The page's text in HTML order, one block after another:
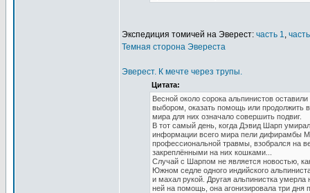
Экспедиция томичей на Эверест: часть 1,
Темная сторона Эвереста
Эверест. К мечте через трупы.
Цитата:
Весной около сорока альпинистов
выбором, оказать помощь или продолжить
мира для них означало совершить подвиг.
В тот самый день, когда Дэвид Шарп
информации всего мира пели дифирамбы
профессиональной травмы, взобрался на
закреплёнными на них кошками...
Случай с Шарпом не является новостью,
Южном седле одного индийского
и махал рукой. Другая альпинистка
ней на помощь, она агонизировала три дня